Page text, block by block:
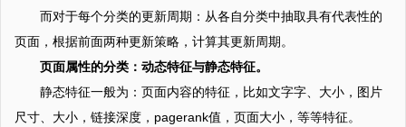
而对于每个分类的更新周期：从各自分类中抽取具有代表性的
页面，根据前面两种更新策略，计算其更新周期。
页面属性的分类：动态特征与静态特征。
静态特征一般为：页面内容的特征，比如文字字、大小，图片
尺寸、大小，链接深度，pagerank值，页面大小，等等特征。